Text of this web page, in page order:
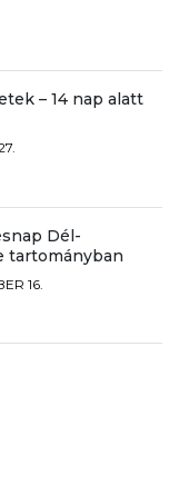
– 14 nap alatt
Dél-
tartományban
16.